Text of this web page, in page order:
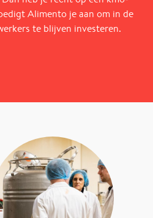
Alimento je aan om in de
te blijven investeren.